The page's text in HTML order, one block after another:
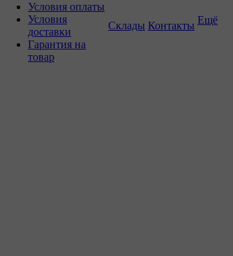
Условия оплаты
Условия
доставки
Гарантия на
товар
Склады Контакты Ещё